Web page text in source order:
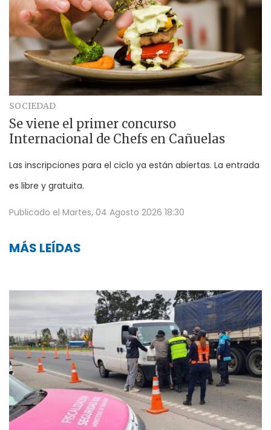
SOCIEDAD
Se viene el primer concurso
Internacional de Chefs en Cañuelas
Las inscripciones para el ciclo ya están abiertas. La entrada
es libre y gratuita.
Publicado el Martes, 04 Agosto 2026 18:30
MÁS LEÍDAS